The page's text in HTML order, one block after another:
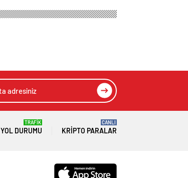
YOL DURUMU
TRAFİK
KRIPTO PARALAR
CANLI